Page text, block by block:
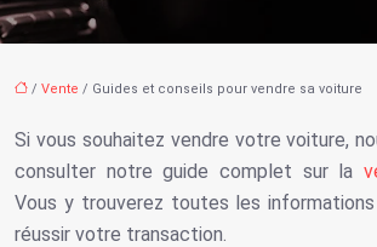
/ Vente / Guides et conseils pour vendre sa voiture
Si vous souhaitez vendre votre voiture,
consulter notre guide complet sur la
Vous y trouverez toutes les
réussir votre transaction.